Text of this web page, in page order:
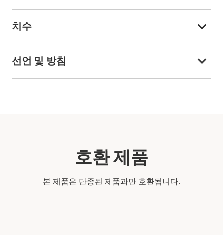
치수
선언 및 방침
호환 제품
본 제품은 단종된 제품과만 호환됩니다.